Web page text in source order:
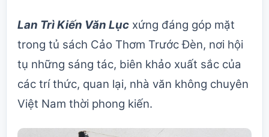
Lan Trì Kiến Văn Lục xứng đáng góp mặt
trong tủ sách Cảo Thơm Trước Đèn, nơi hội
tụ những sáng tác, biên khảo xuất sắc của
các trí thức, quan lại, nhà văn không chuyên
Việt Nam thời phong kiến.